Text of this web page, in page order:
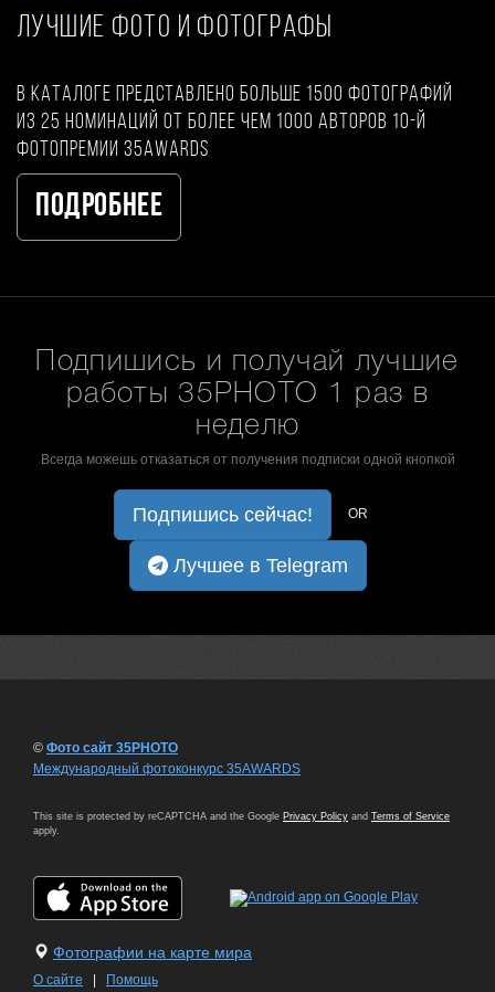
ЛУЧШИЕ ФОТО И ФОТОГРАФЫ
В каталоге представлено больше 1500 фотографий
из 25 номинаций от более чем 1000 авторов 10-й
фотопремии 35AWARDS
Подробнее
Подпишись и получай лучшие
работы 35PHOTO 1 раз в
неделю
Всегда можешь отказаться от получения подписки одной кнопкой
Подпишись сейчас! OR
Лучшее в Telegram
© Фото сайт 35PHOTO
Международный фотоконкурс 35AWARDS
This site is protected by reCAPTCHA and the Google Privacy Policy and Terms of Service
apply.
Фотографии на карте мира
О сайте Помощь